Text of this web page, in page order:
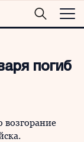
погиб
возгорание